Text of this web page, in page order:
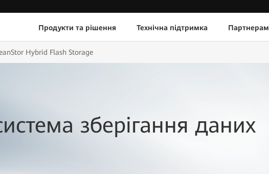
Продукти та рішення Технічна підтримка Партнерам
Hybrid Flash Storage
зберігання даних